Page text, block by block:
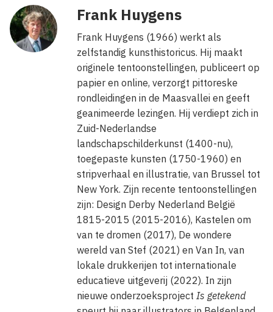
tweetalige ondertekst biedt stichtelijk vermaak voor de
kleine, geletterde burgerij. In navolging van de
zogenaamde
images d'Epinaloverspoelt Brepols de
Belgische markt met deze goedkope voorlopers van het
Frank Huygens
Frank Huygens (1966) werkt als
zelfstandig kunsthistoricus. Hij maakt
originele tentoonstellingen, publiceert op
papier en online, verzorgt pittoreske
rondleidingen in de Maasvallei en geeft
geanimeerde lezingen. Hij verdiept zich in
Zuid-Nederlandse
landschapschilderkunst (1400-nu),
toegepaste kunsten (1750-1960) en
stripverhaal en illustratie, van Brussel tot
New York. Zijn recente tentoonstellingen
zijn: Design Derby Nederland België
1815-2015 (2015-2016), Kastelen om
van te dromen (2017), De wondere
wereld van Stef (2021) en Van In, van
lokale drukkerijen tot internationale
educatieve uitgeverij (2022). In zijn
nieuwe onderzoeksproject Is getekend